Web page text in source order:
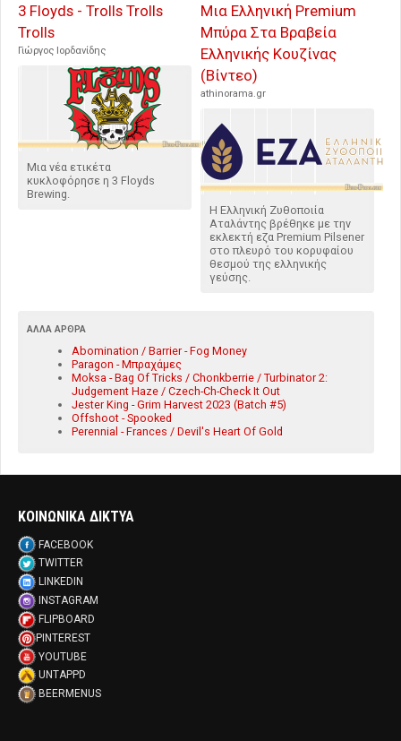
3 Floyds - Trolls Trolls
Trolls
Γιώργος Ιορδανίδης
Μια νέα ετικέτα
κυκλοφόρησε η 3 Floyds
Brewing.
Μια Ελληνική Premium
Μπύρα Στα Βραβεία
Ελληνικής Κουζίνας
(Βίντεο)
athinorama.gr
Η Ελληνική Ζυθοποιία
Αταλάντης βρέθηκε με την
εκλεκτή εζα Premium Pilsener
στο πλευρό του κορυφαίου
θεσμού της ελληνικής
γεύσης.
ΆΛΛΑ ΆΡΘΡΑ
Abomination / Barrier - Fog Money
Paragon - Μπραχάμες
Moksa - Bag Of Tricks / Chonkberrie / Turbinator 2:
Judgement Haze / Czech-Ch-Check It Out
Jester King - Grim Harvest 2023 (Batch #5)
Offshoot - Spooked
Perennial - Frances / Devil's Heart Of Gold
ΚΟΙΝΩΝΙΚΑ ΔΙΚΤΥΑ
FACEBOOK
TWITTER
LINKEDIN
INSTAGRAM
FLIPBOARD
PINTEREST
YOUTUBE
UNTAPPD
BEERMENUS